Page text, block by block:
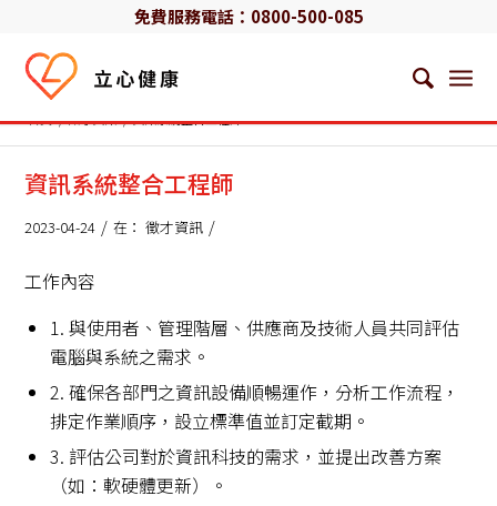
免費服務電話： 0800-500-085
首頁 / 徵才資訊 / 資訊系統整合工程師
資訊系統整合工程師
2023-04-24 / 在：徵才資訊 /
工作內容
1. 與使用者、管理階層、供應商及技術人員共同評估
電腦與系統之需求。
2. 確保各部門之資訊設備順暢運作，分析工作流程，
排定作業順序，設立標準值並訂定截期。
3. 評估公司對於資訊科技的需求，並提出改善方案
（如：軟硬體更新）。